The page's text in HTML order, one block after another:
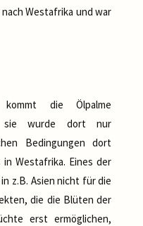
Westafrika und war
die Ölpalme
sie wurde dort nur
Bedingungen dort
Westafrika. Eines der
z.B. Asien nicht für die
die die Blüten der
erst ermöglichen,